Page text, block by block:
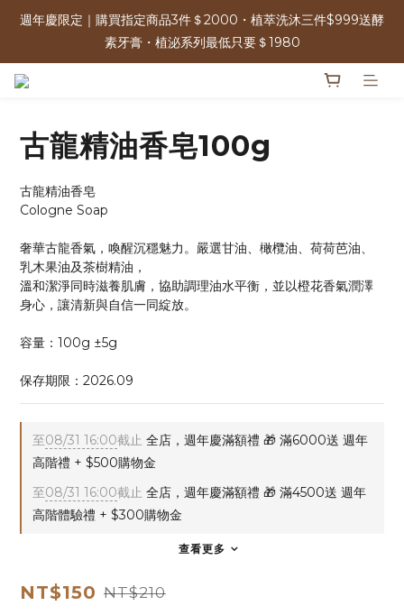
週年慶限定｜購買指定商品3件＄2000・植萃洗沐三件$999送酵
素牙膏・植泌系列最低只要＄1980
素牙膏・植泌系列最低只要＄1980
單筆消費滿＄2500 | 可參加週年慶限定100%抽獎 人人有獎！
免運優惠中 | 07/17-07/17 週年慶加碼 全館0元免運日
週年慶限定｜購買指定商品3件＄2000・植萃洗沐三件$999送酵
素牙膏・植泌系列最低只要＄1980
古龍精油香皂100g
古龍精油香皂
Cologne Soap
奢華古龍香氣，喚醒沉穩魅力。嚴選甘油、橄欖油、荷荷芭油、
乳木果油及茶樹精油，
溫和潔淨同時滋養肌膚，協助調理油水平衡，並以橙花香氣潤澤
身心，讓清新與自信一同綻放。
容量：100g ±5g
保存期限：2026.09
至08/31 16:00截止 全店，週年慶滿額禮 🎁 滿6000送 週年
高階禮 + $500購物金
至08/31 16:00截止 全店，週年慶滿額禮 🎁 滿4500送 週年
高階體驗禮 + $300購物金
查看更多
NT$150 NT$210